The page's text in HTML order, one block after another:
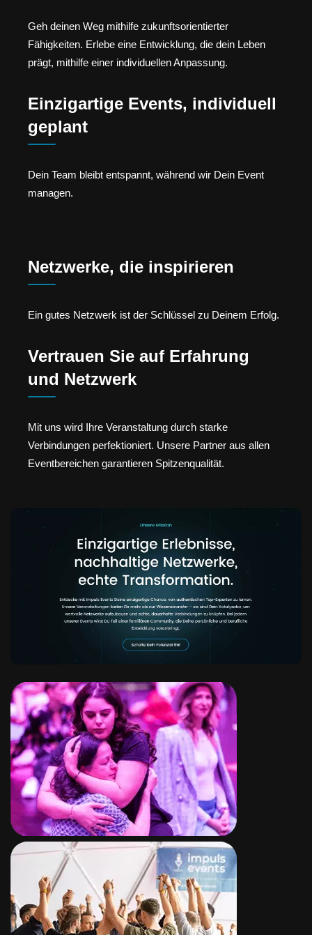
Geh deinen Weg mithilfe zukunftsorientierter
Fähigkeiten. Erlebe eine Entwicklung, die dein Leben
prägt, mithilfe einer individuellen Anpassung.
Einzigartige Events, individuell
geplant
Dein Team bleibt entspannt, während wir Dein Event
managen.
Netzwerke, die inspirieren
Ein gutes Netzwerk ist der Schlüssel zu Deinem Erfolg.
Vertrauen Sie auf Erfahrung
und Netzwerk
Mit uns wird Ihre Veranstaltung durch starke
Verbindungen perfektioniert. Unsere Partner aus allen
Eventbereichen garantieren Spitzenqualität.